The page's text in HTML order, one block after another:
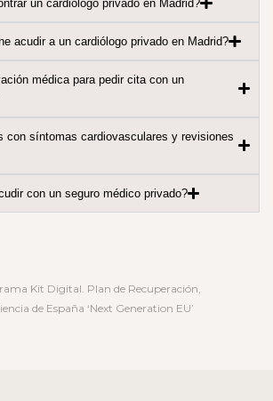
un cardiólogo privado en Madrid?
acudir a un cardiólogo privado en Madrid?
médica para pedir cita con un
con síntomas cardiovasculares y revisiones
con un seguro médico privado?
Kit Digital. Plan de Recuperación,
de España ‘Next Generation EU’